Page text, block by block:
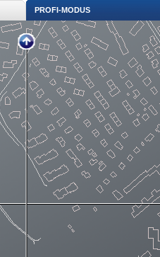
PROFI-MODUS